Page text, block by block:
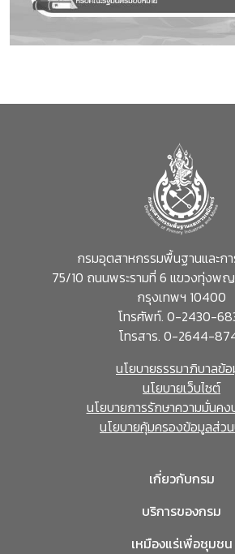
กรมอุตสาหกรรมพื้นฐานและกา
75/10 ถนนพระรามที่ 6 แขวงทุ่งพญ
กรุงเทพฯ 10400
โทรศัพท์. 0-2430-
โทรสาร. 0-2644-
นโยบายธรรมาภิบาลข้
นโยบายเว็บไซต์
นโยบายการรักษาความมั่นค
นโยบายคุ้มครองข้อมูลส่ว
เกี่ยวกับกรม
บริการของกรม
เหมืองแร่เพื่อชุมชน